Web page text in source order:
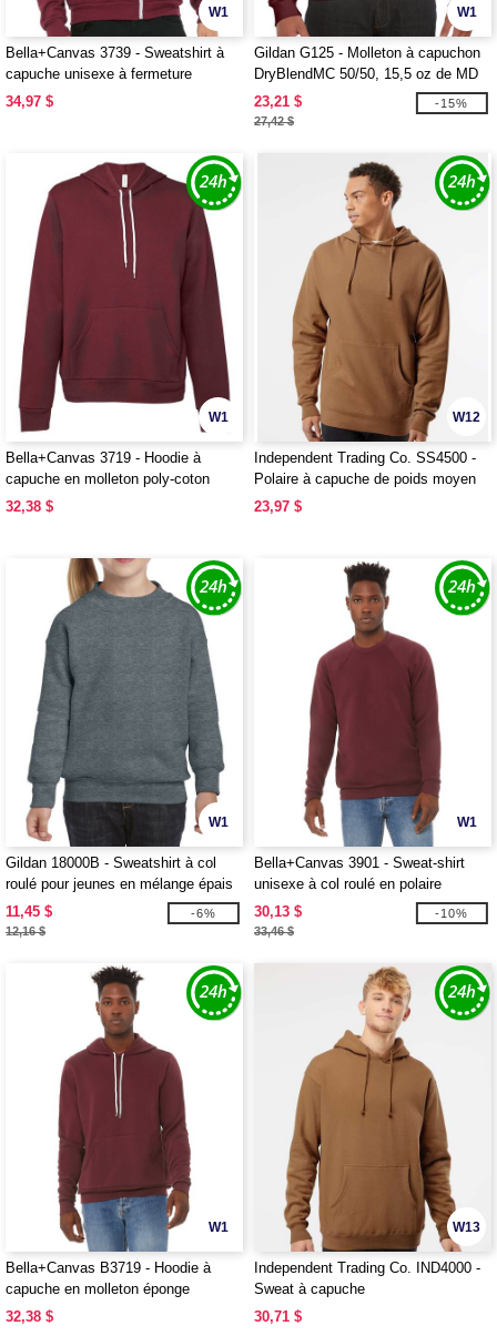
W1
Bella+Canvas 3739 - Sweatshirt à
capuche unisexe à fermeture
intégrale
34,97 $
W1
Gildan G125 - Molleton à capuchon
DryBlendMC 50/50, 15,5 oz de MD
(12500)
23,21 $
27,42 $
-15%
W1
Bella+Canvas 3719 - Hoodie à
capuche en molleton poly-coton
32,38 $
W12
Independent Trading Co. SS4500 -
Polaire à capuche de poids moyen
pour adultes
23,97 $
W1
Gildan 18000B - Sweatshirt à col
roulé pour jeunes en mélange épais
11,45 $
12,16 $
-6%
W1
Bella+Canvas 3901 - Sweat-shirt
unisexe à col roulé en polaire
éponge
30,13 $
33,46 $
-10%
W1
Bella+Canvas B3719 - Hoodie à
capuche en molleton éponge
unisexe
32,38 $
W13
Independent Trading Co. IND4000 -
Sweat à capuche
30,71 $